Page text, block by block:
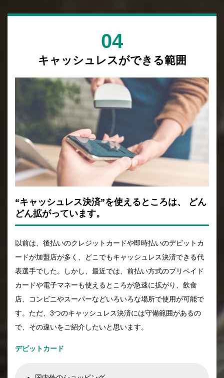
04
キャッシュレスができる範囲
“キャッシュレス決済”を使えるところは、
どん
どん拡がっています。
以前は、後払いのクレジットカードや即時払いのデビットカ
ードが加盟店が多く、どこでもキャッシュレス決済できる代
表選手でした。しかし、最近では、前払い方式のプリペイド
カードや電子マネーも使えるところが急速に拡がり、飲食
店、コンビニやスーパーなどいろいろな場所で使用が可能で
す。ただ、3つのキャッシュレス決済には守備範囲があるの
で、その違いをご紹介したいと思います。
デビットカード